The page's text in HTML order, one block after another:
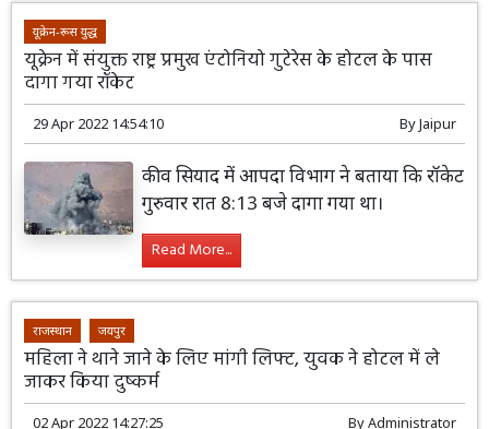
यूक्रेन-रूस युद्ध
यूक्रेन में संयुक्त राष्ट्र प्रमुख एंटोनियो गुटेरेस के होटल के पास
दागा गया रॉकेट
29 Apr 2022 14:54:10 ByJaipur
कीव सियाद में आपदा विभाग ने बताया कि रॉकेट
गुरुवार रात 8:13 बजे दागा गया था।
Read More...
राजस्थान जयपुर
महिला ने थाने जाने के लिए मांगी लिफ्ट, युवक ने होटल में ले
जाकर किया दुष्कर्म
02 Apr 2022 14:27:25 ByAdministrator